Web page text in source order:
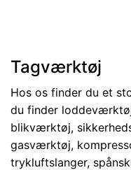
Tagværktøj
Hos os finder du et
du finder
blikværktøj,
gasværktøj,
trykluftslanger,